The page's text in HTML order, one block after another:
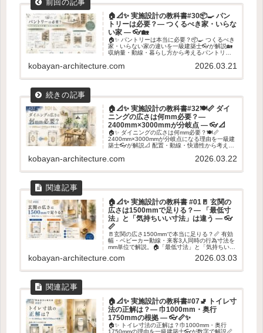
🏠📐✨ 実施設計の教科書#30📦🍳 パン
トリーは必要？― つくるべき家・いらな
い家 ― 👓🏡
🏠✨ パントリーは本当に必要？📦🍳 つくるべき
家・いらない家の違いを一級建築士👓が解説🏡
収納量・動線・暮らし方から考えるパントリー
kobayan-architecture.com 2026.03.21
🏠📐✨ 実施設計の教科書#32🍽️📏 ダイ
ニングの広さは何mm必要？―
2400mm×3000mmが分岐点 ― 👓📐
🏠✨ ダイニングの広さは何mm必要？🍽️📏
2400mm×3000mmが分岐点になる理由を一級建
築士👓が解説📐 配置・動線・快適性から考える
kobayan-architecture.com 2026.03.22
🏠📐✨ 実施設計の教科書 #01🚪 玄関の
広さは1500mmで足りる？― 「最低寸
法」と「気持ちいい寸法」は違う ― 👓
📏
🚪玄関の広さ1500mmで本当に足りる？📏 有効
幅・ベビーカー動線・来客3人同時の行為寸法を
mm単位で解説。🏠「最低寸法」と「気持ちいい
✨
kobayan-architecture.com 2026.03.03
🏠📐✨ 実施設計の教科書#07🚽 トイレ寸
法の正解は？― 巾1000mm・奥行
1750mmの根拠 ― 👓📏✨
🏠✨ トイレ寸法の正解は？巾1000mm・奥行
1750mmの理由を一級建築士👓が数字で解説📏